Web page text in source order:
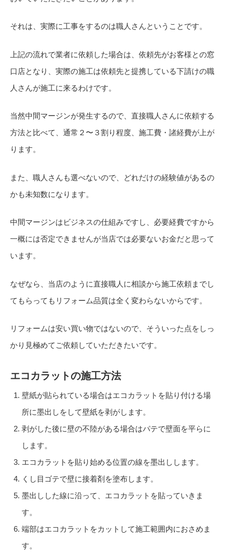
それは、実際に工事をするのは職人さんということです。
上記の流れで業者に依頼した場合は、依頼先がお客様との窓
口店となり、実際の施工は依頼先と提携している下請けの職
人さんが施工に来るわけです。
当然中間マージンが発生するので、直接職人さんに依頼する
方法と比べて、通常２〜３割り程度、施工費・諸経費が上が
ります。
また、職人さんも選べないので、どれだけの経験値があるの
かも未知数になります。
中間マージンはビジネスの仕組みですし、必要経費ですから
一概には否定できませんが当店では必要ないお金だと思って
います。
なぜなら、当店のように直接職人に相談から施工依頼までし
てもらってもリフォーム品質は全く変わらないからです。
リフォームは安い買い物ではないので、そういった点をしっ
かり見極めてご依頼していただきたいです。
エコカラットの施工方法
壁紙が貼られている場合はエコカラットを貼り付ける場
所に墨出しをして壁紙を剥がします。
剥がした後に壁の不陸がある場合はパテで壁面を平らに
します。
エコカラットを貼り始める位置の線を墨出しします。
くし目ゴテで壁に接着剤を塗布します。
墨出しした線に沿って、エコカラットを貼っていきま
す。
端部はエコカラットをカットして施工範囲内におさめま
す。